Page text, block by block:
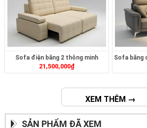
Sofa điện băng 2 thông minh
ZT2626
21,500,000₫
Sofa băng
XEM THÊM →
SẢN PHẨM ĐÃ XEM